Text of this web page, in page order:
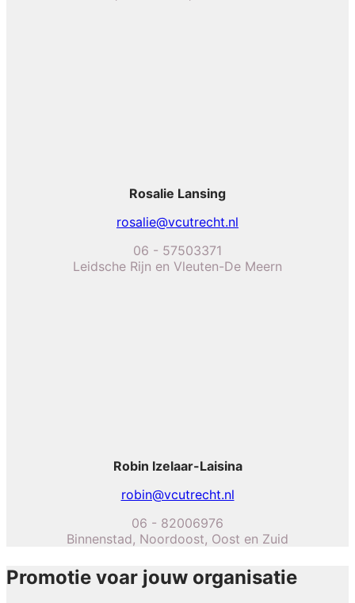
Rosalie Lansing
rosalie@vcutrecht.nl
06 - 57503371
Leidsche Rijn en Vleuten-De Meern
Robin Izelaar-Laisina
robin@vcutrecht.nl
06 - 82006976
Binnenstad, Noordoost, Oost en Zuid
Promotie voar jouw organisatie